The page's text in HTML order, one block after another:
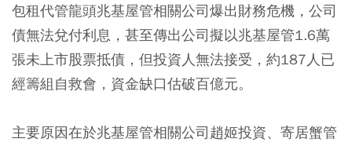
包租代管龍頭兆基屋管相關公司爆出財務危機，公司
債無法兌付利息，甚至傳出公司擬以兆基屋管1.6萬
張未上市股票抵債，但投資人無法接受，約187人已
經籌組自救會，資金缺口估破百億元。
主要原因在於兆基屋管相關公司趙姬投資、寄居蟹管